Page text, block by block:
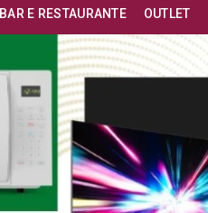
BAR E RESTAURANTE OUTLET